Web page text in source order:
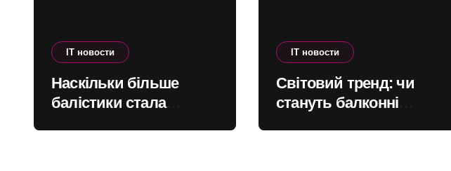
IT новости
Наскільки більше
балістики стала
IT новости
Світовий тренд: чи
стануть балконні